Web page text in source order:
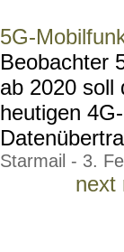
5G-
Beobachter
ab 2020 soll
heutigen
Starmail - 3.
next